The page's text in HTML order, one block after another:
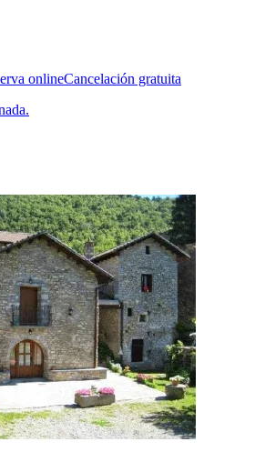
onlineCancelación gratuita